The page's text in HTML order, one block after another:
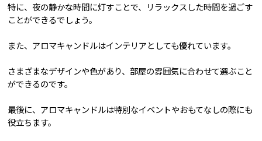
特に、夜の静かな時間に灯すことで、リラックスした時間を過ごす
ことができるでしょう。
また、アロマキャンドルはインテリアとしても優れています。
さまざまなデザインや色があり、部屋の雰囲気に合わせて選ぶこと
ができるのです。
最後に、アロマキャンドルは特別なイベントやおもてなしの際にも
役立ちます。